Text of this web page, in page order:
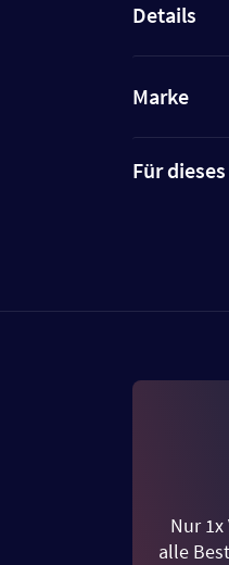
Details
Marke
Für
Nur
alle